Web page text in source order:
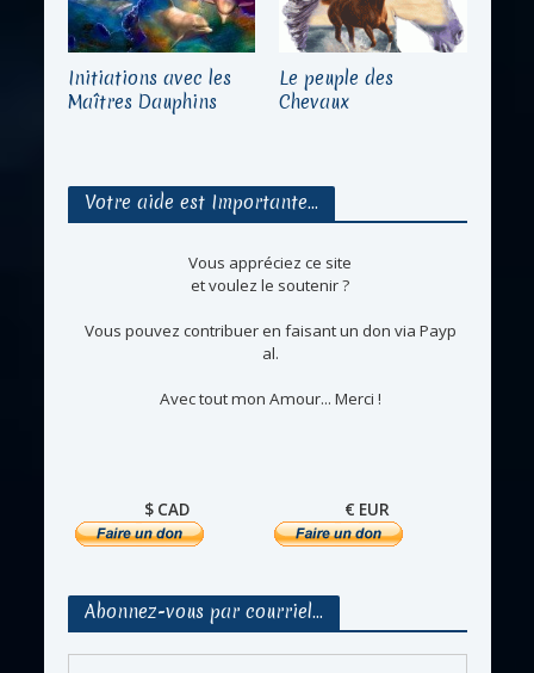
Initiations avec les
Maîtres Dauphins
Le peuple des
Chevaux
Votre aide est Importante…
Vous appréciez ce site
et voulez le soutenir ?
Vous pouvez contribuer en faisant un don via Payp
al.
Avec tout mon Amour... Merci !
$ CAD € EUR
Abonnez-vous par courriel…